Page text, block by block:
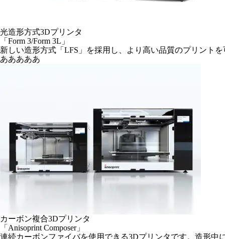
光造形方式3Dプリンタ
「Form 3/Form 3L」
新しい造形方式「LFS」を採用し、より高い品質のプリント
あああああ
カーボン複合3Dプリンタ
「Anisoprint Composer」
連続カーボンファイバを使用できる3Dプリンタです。造形